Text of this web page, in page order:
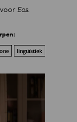
Eos.
linguïstiek